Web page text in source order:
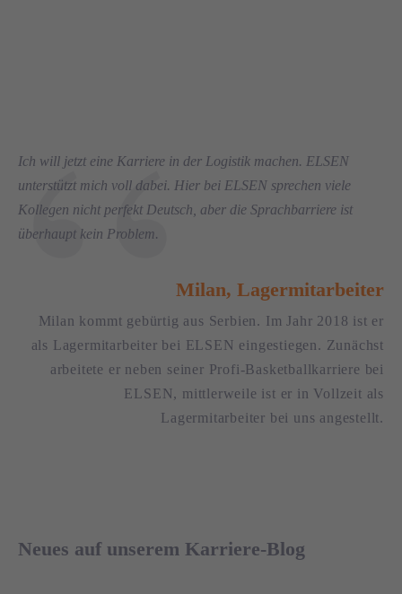
Ich will jetzt eine Karriere in der Logistik machen. ELSEN
unterstützt mich voll dabei. Hier bei ELSEN sprechen viele
Kollegen nicht perfekt Deutsch, aber die Sprachbarriere ist
überhaupt kein Problem.
Milan, Lagermitarbeiter
Milan kommt gebürtig aus Serbien. Im Jahr 2018 ist er
als Lagermitarbeiter bei ELSEN eingestiegen. Zunächst
arbeitete er neben seiner Profi-Basketballkarriere bei
ELSEN, mittlerweile ist er in Vollzeit als
Lagermitarbeiter bei uns angestellt.
Neues auf unserem Karriere-Blog
Jakub Lenarczyk, Carrier Manager
27. APRIL 2026